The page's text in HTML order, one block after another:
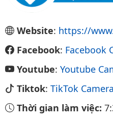
Website: https://
Facebook: Facebook
Youtube: Youtube
Tiktok: TikTok
Thời gian làm việc: